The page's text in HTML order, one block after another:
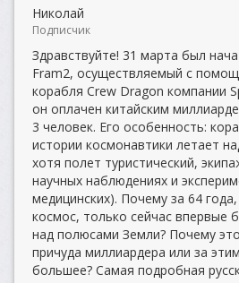
Николай
Подписчик
Здравствуйте! 31 марта был
Fram2, осуществляемый с
корабля Crew Dragon компании
он оплачен китайским
3 человек. Его особенность:
истории космонавтики летает
хотя полет туристический,
научных наблюдениях и
медицинских). Почему за 64
космос, только сейчас впервые
над полюсами Земли? Почему
причуда миллиардера или за
большее? Самая подробная